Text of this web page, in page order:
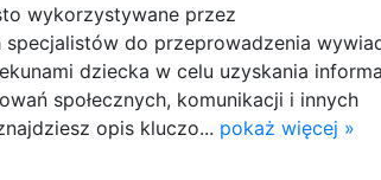
wykorzystywane przez
do przeprowadzenia
dziecka w celu uzyskania
społecznych, komunikacji i innych
opis kluczo... pokaż więcej »